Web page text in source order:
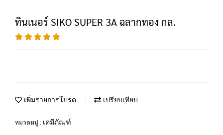
ทินเนอร์ SIKO SUPER 3A ฉลากทอง กล.
เพิ่มรายการโปรด เปรียบเทียบ
หมวดหมู่ : เคมีภัณฑ์